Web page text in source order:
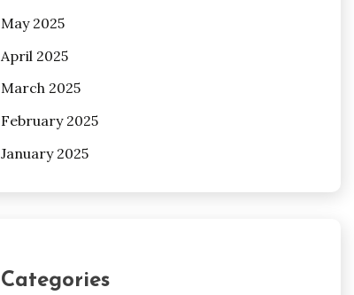
May 2025
April 2025
March 2025
February 2025
January 2025
Categories